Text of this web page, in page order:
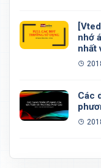
nhớ
nhất
Các